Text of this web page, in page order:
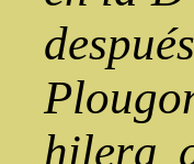
hilera